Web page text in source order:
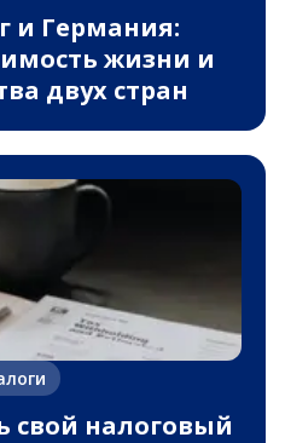
и Германия:
жизни и
двух стран
свой налоговый